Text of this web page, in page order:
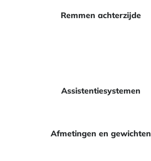
Remmen achterzijde
Assistentiesystemen
Afmetingen en gewichten